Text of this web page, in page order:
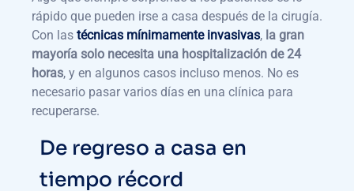
rápido que pueden irse a casa después de la cirugía.
Con las técnicas mínimamente invasivas, la gran
mayoría solo necesita una hospitalización de 24
horas, y en algunos casos incluso menos. No es
necesario pasar varios días en una clínica para
recuperarse.
De regreso a casa en
tiempo récord